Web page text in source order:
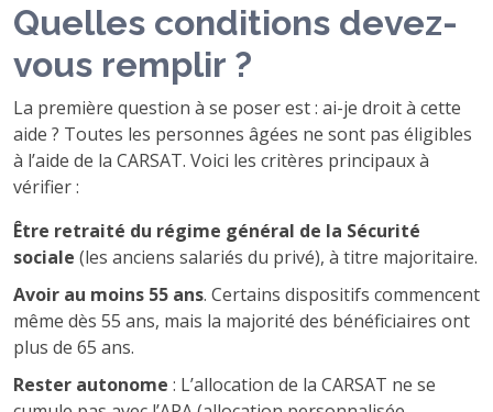
Quelles conditions devez-
vous remplir ?
La première question à se poser est : ai-je droit à cette
aide ? Toutes les personnes âgées ne sont pas éligibles
à l’aide de la CARSAT. Voici les critères principaux à
vérifier :
Être retraité du régime général de la Sécurité
sociale (les anciens salariés du privé), à titre majoritaire.
Avoir au moins 55 ans. Certains dispositifs commencent
même dès 55 ans, mais la majorité des bénéficiaires ont
plus de 65 ans.
Rester autonome : L’allocation de la CARSAT ne se